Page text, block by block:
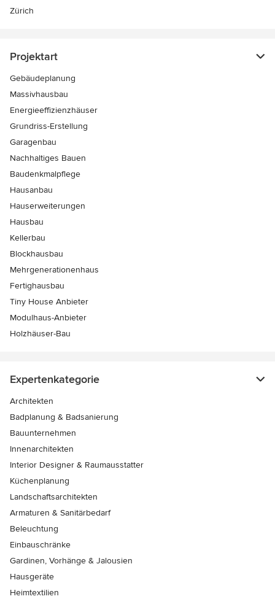
Zürich
Projektart
Gebäudeplanung
Massivhausbau
Energieeffizienzhäuser
Grundriss-Erstellung
Garagenbau
Nachhaltiges Bauen
Baudenkmalpflege
Hausanbau
Hauserweiterungen
Hausbau
Kellerbau
Blockhausbau
Mehrgenerationenhaus
Fertighausbau
Tiny House Anbieter
Modulhaus-Anbieter
Holzhäuser-Bau
Expertenkategorie
Architekten
Badplanung & Badsanierung
Bauunternehmen
Innenarchitekten
Interior Designer & Raumausstatter
Küchenplanung
Landschaftsarchitekten
Armaturen & Sanitärbedarf
Beleuchtung
Einbauschränke
Gardinen, Vorhänge & Jalousien
Hausgeräte
Heimtextilien